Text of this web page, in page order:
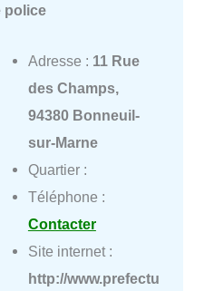
police
Adresse : 11 Rue
des Champs,
94380 Bonneuil-
sur-Marne
Quartier :
Téléphone :
Contacter
Site internet :
http://www.prefectu